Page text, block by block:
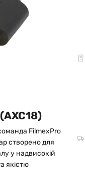
FilmexPro
створено для
у надвисокій
якістю